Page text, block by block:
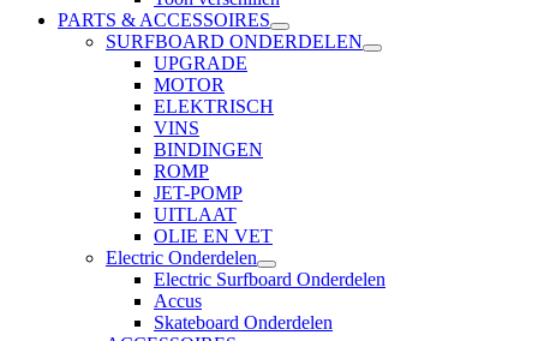
PARTS & ACCESSOIRES
SURFBOARD ONDERDELEN
UPGRADE
MOTOR
ELEKTRISCH
VINS
BINDINGEN
ROMP
JET-POMP
UITLAAT
OLIE EN VET
Electric Onderdelen
Electric Surfboard Onderdelen
Accus
Skateboard Onderdelen